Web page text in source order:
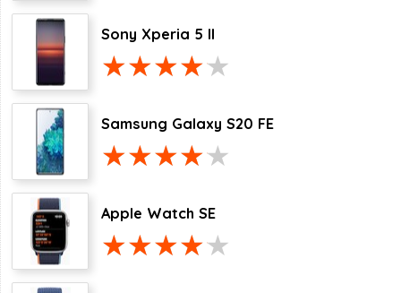
Sony Xperia 5 II
Samsung Galaxy S20 FE
Apple Watch SE